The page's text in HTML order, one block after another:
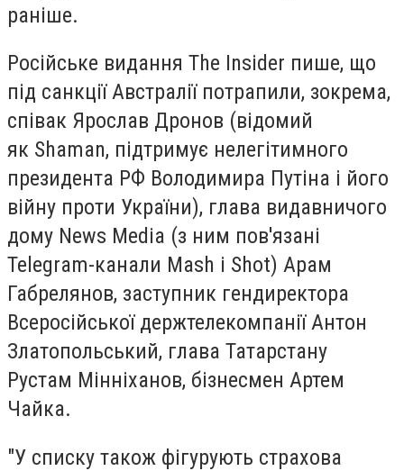
раніше.
Російське видання The Insider пише, що
під санкції Австралії потрапили, зокрема,
співак Ярослав Дронов (відомий
як Shaman, підтримує нелегітимного
президента РФ Володимира Путіна і його
війну проти України), глава видавничого
дому News Media (з ним пов'язані
Telegram-канали Mash і Shot) Арам
Габрелянов, заступник гендиректора
Всеросійської держтелекомпанії Антон
Златопольський, глава Татарстану
Рустам Мінніханов, бізнесмен Артем
Чайка.
"У списку також фігурують страхова